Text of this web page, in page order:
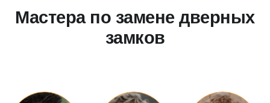
Мастера по замене дверных
замков